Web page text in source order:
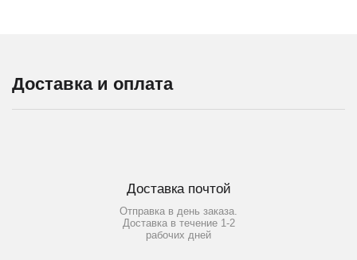
Доставка и оплата
Доставка почтой
Отправка в день заказа.
Доставка в течение 1-2
рабочих дней